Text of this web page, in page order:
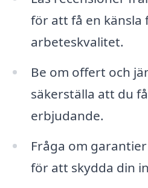
för att få en känsla
arbeteskvalitet.
Be om offert och
säkerställa att du
erbjudande.
Fråga om
för att skydda din